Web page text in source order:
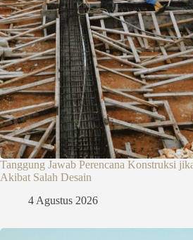
Tanggung Jawab Perencana Konstruksi
Akibat Salah Desain
4 Agustus 2026